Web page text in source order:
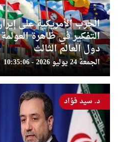
الحرب الأمريكية على
التفكير في ظاهرة
دول العالم الثالث
الجمعة 24 يوليو 2026 - 10:35:06
د. سيد فؤاد